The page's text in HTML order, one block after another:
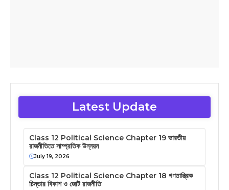
Latest Update
Class 12 Political Science Chapter 19 ভারতীয়
রাজনীতিতে সাম্প্রতিক উন্নয়ন
July 19, 2026
Class 12 Political Science Chapter 18 গণতান্ত্রিক
চিন্তার বিকাশ ও জোট রাজনীতি